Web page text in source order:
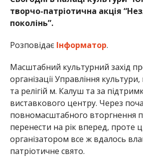
творчо-патріотична акція
поколінь”.
РозповідаєІнформатор.
Масштабний культурний захід
організації Управління
та релігій м. Калуш та за
виставкового центру. Через
повномасштабного вторгнення
перенести на рік вперед, проте
організатором все ж вдалось
патріотичне свято.